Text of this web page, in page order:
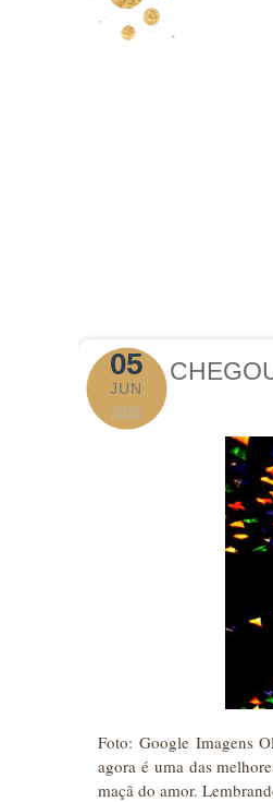
05
JUN
2015
Foto: Google Imagens
agora é uma das
maçã do amor.